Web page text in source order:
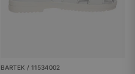
BARTEK / 11534002